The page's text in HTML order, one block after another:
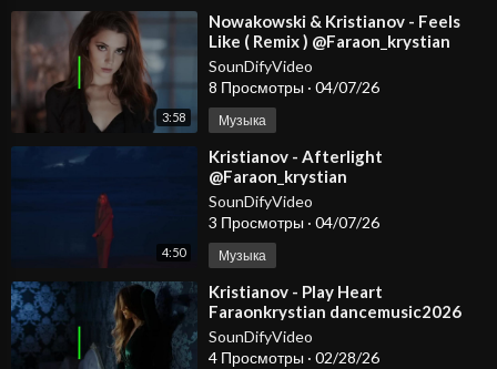
3:58
⁣Nowakowski & Kristianov - Feels
Like ( Remix ) @Faraon_krystian
@KristianovOfficial
SounDifyVideo
8 Просмотры · 04/07/26
Музыка
4:50
⁣Kristianov - Afterlight
@Faraon_krystian
@KristianovOfficial
SounDifyVideo
3 Просмотры · 04/07/26
Музыка
⁣Kristianov - Play Heart
Faraonkrystian dancemusic2026
deephousemusic2026 [get
SounDifyVideo
4 Просмотры · 02/28/26